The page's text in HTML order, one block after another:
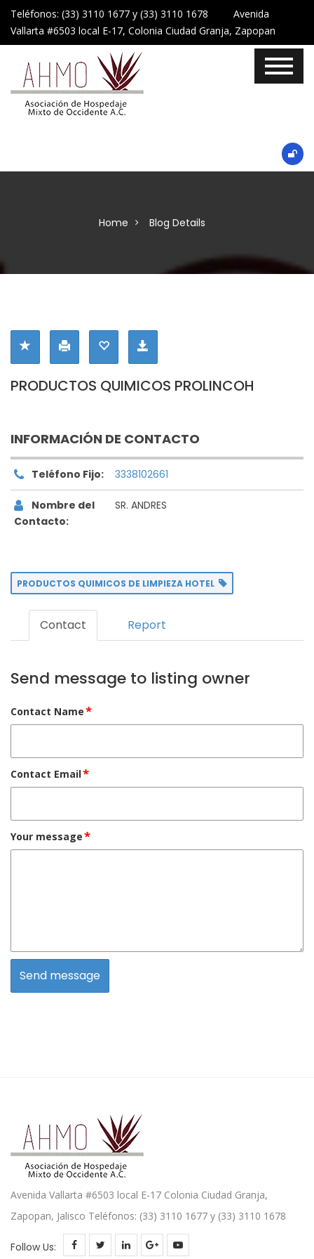
Teléfonos: (33) 3110 1677 y (33) 3110 1678 Avenida
Vallarta #6503 local E-17, Colonia Ciudad Granja, Zapopan
Home Blog Details
PRODUCTOS QUIMICOS PROLINCOH
INFORMACIÓN DE CONTACTO
Teléfono Fijo: 3338102661
Nombre del
Contacto:
SR. ANDRES
PRODUCTOS QUIMICOS DE LIMPIEZA HOTEL
Contact Report
Send message to listing owner
Contact Name*
Contact Email*
Your message*
Avenida Vallarta #6503 local E-17 Colonia Ciudad Granja,
Zapopan, Jalisco Teléfonos: (33) 3110 1677 y (33) 3110 1678
Follow Us: